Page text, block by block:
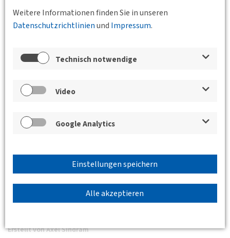
Weitere Informationen finden Sie in unseren
Datenschutzrichtlinienund Impressum.
Technisch notwendige
Video
Google Analytics
Einstellungen speichern
Alle akzeptieren
der BVs und des Jungen Forums
Empirische Befunde zum
gesellschaftlichen Legitimation von
Verkehrspolitik
30.09.2025 18:00 - 20:00
Garner Hotel
Handelshof - Am Hauptbahnhof 2, 45127 Essen
Erstellt vonAxel Sindram